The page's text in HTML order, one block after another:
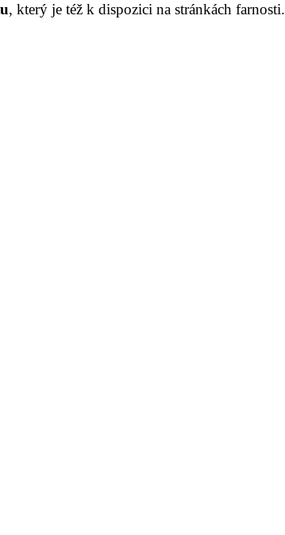
, který je též k dispozici na stránkách farnosti.